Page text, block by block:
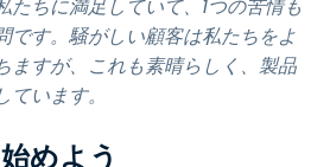
たちに満足していて、1つの苦情も
です。騒がしい顧客は私たちをよ
ますが、これも素晴らしく、製品
います。
めよう